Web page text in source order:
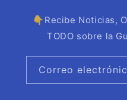
👇Recibe Noticias,
TODO sobre la
Correo